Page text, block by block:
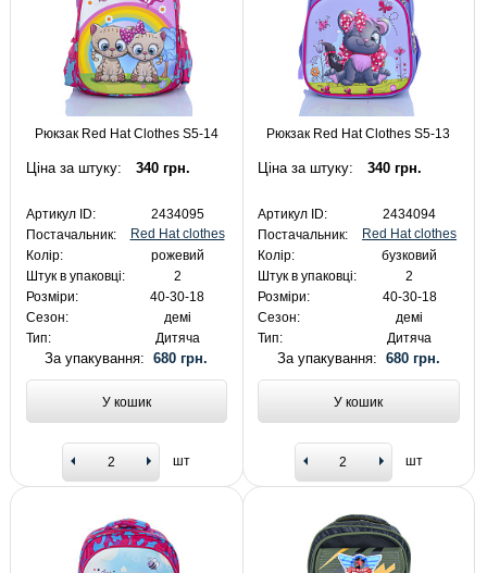
Рюкзак Red Hat Clothes S5-14
Ціна за штуку: 340 грн.
Артикул ID:
2434095
Постачальник:
Red Hat clothes
Колір:
рожевий
Штук в упаковці:
2
Розміри:
40-30-18
Сезон:
демі
Тип:
Дитяча
За упакування:680 грн.
У кошик
шт
Рюкзак Red Hat Clothes S5-13
Ціна за штуку: 340 грн.
Артикул ID:
2434094
Постачальник:
Red Hat clothes
Колір:
бузковий
Штук в упаковці:
2
Розміри:
40-30-18
Сезон:
демі
Тип:
Дитяча
За упакування: 680 грн.
У кошик
шт